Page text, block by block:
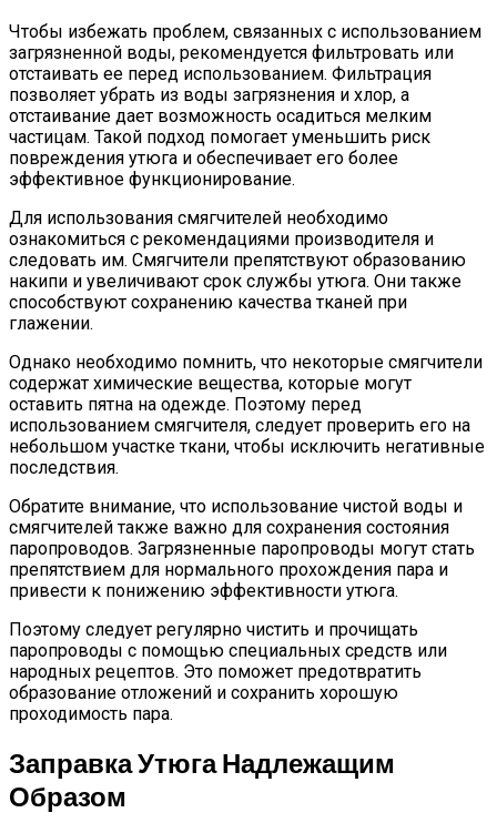
Чтобы избежать проблем, связанных с использованием
загрязненной воды, рекомендуется фильтровать или
отстаивать ее перед использованием. Фильтрация
позволяет убрать из воды загрязнения и хлор, а
отстаивание дает возможность осадиться мелким
частицам. Такой подход помогает уменьшить риск
повреждения утюга и обеспечивает его более
эффективное функционирование.
Для использования смягчителей необходимо
ознакомиться с рекомендациями производителя и
следовать им. Смягчители препятствуют образованию
накипи и увеличивают срок службы утюга. Они также
способствуют сохранению качества тканей при
глажении.
Однако необходимо помнить, что некоторые смягчители
содержат химические вещества, которые могут
оставить пятна на одежде. Поэтому перед
использованием смягчителя, следует проверить его на
небольшом участке ткани, чтобы исключить негативные
последствия.
Обратите внимание, что использование чистой воды и
смягчителей также важно для сохранения состояния
паропроводов. Загрязненные паропроводы могут стать
препятствием для нормального прохождения пара и
привести к понижению эффективности утюга.
Поэтому следует регулярно чистить и прочищать
паропроводы с помощью специальных средств или
народных рецептов. Это поможет предотвратить
образование отложений и сохранить хорошую
проходимость пара.
Заправка Утюга Надлежащим
Образом